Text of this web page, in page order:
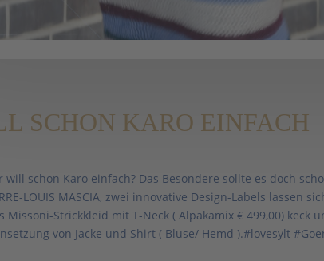
SCHON KARO EINFACH
will schon Karo einfach? Das Besondere sollte es doch
LOUIS MASCIA, zwei innovative Design-Labels
Missoni-Strickkleid mit T-Neck ( Alpakamix € 499,00) keck
von Jacke und Shirt ( Bluse/ Hemd ).#lovesylt